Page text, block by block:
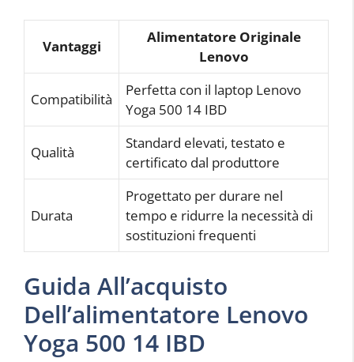
Vantaggi
Alimentatore Originale
Lenovo
Compatibilità
Perfetta con il laptop Lenovo
Yoga 500 14 IBD
Qualità
Standard elevati, testato e
certificato dal produttore
Durata
Progettato per durare nel
tempo e ridurre la necessità di
sostituzioni frequenti
Guida All’acquisto
Dell’alimentatore Lenovo
Yoga 500 14 IBD